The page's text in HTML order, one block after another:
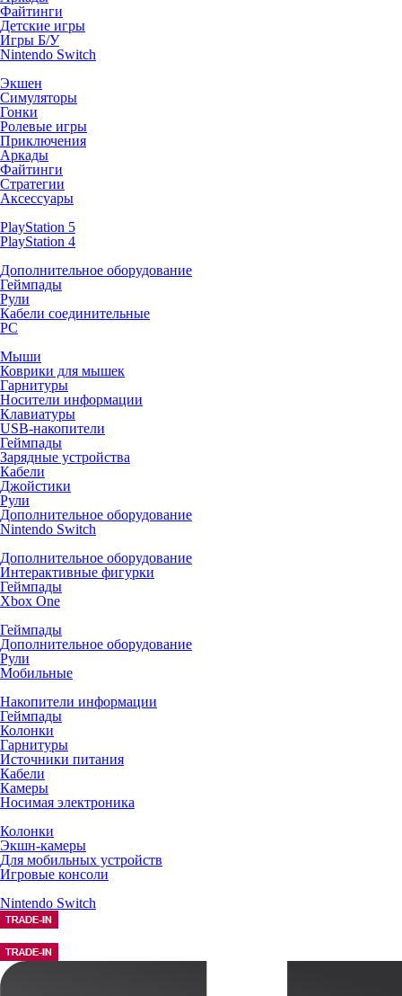
Файтинги
Детские игры
Игры Б/У
Nintendo Switch
Экшен
Симуляторы
Гонки
Ролевые игры
Приключения
Аркады
Файтинги
Стратегии
Аксессуары
PlayStation 5
PlayStation 4
Дополнительное оборудование
Геймпады
Рули
Кабели соединительные
PC
Мыши
Коврики для мышек
Гарнитуры
Носители информации
Клавиатуры
USB-накопители
Геймпады
Зарядные устройства
Кабели
Джойстики
Рули
Дополнительное оборудование
Nintendo Switch
Дополнительное оборудование
Интерактивные фигурки
Геймпады
Xbox One
Геймпады
Дополнительное оборудование
Рули
Мобильные
Накопители информации
Геймпады
Колонки
Гарнитуры
Источники питания
Кабели
Камеры
Носимая электроника
Колонки
Экшн-камеры
Для мобильных устройств
Игровые консоли
Nintendo Switch